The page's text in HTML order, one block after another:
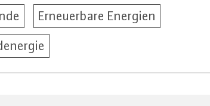
Erneuerbare Energien